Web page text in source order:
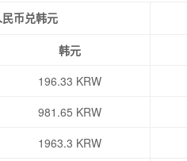
币兑韩元
韩元
196.33 KRW
981.65 KRW
1963.3 KRW